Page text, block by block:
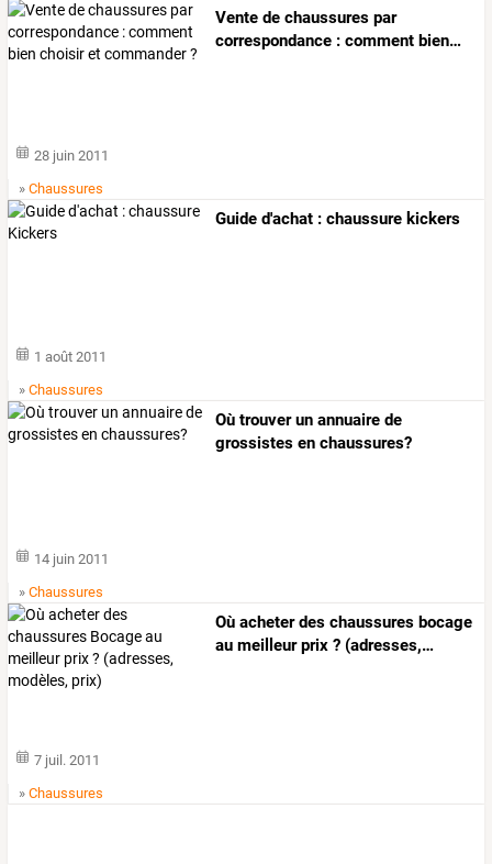
Vente de chaussures par
correspondance : comment bien…
28 juin 2011
»Chaussures
Guide d'achat : chaussure kickers
1 août 2011
»Chaussures
Où trouver un annuaire de
grossistes en chaussures?
14 juin 2011
»Chaussures
Où acheterdes chaussures bocage
au meilleurprix ? (adresses,…
7 juil. 2011
»Chaussures